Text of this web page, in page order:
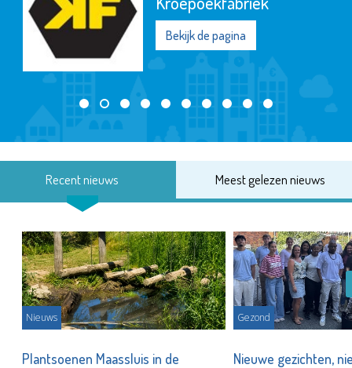
Bekijk de pagina
Recent nieuws Meest gelezen nieuws
Nieuws
Plantsoenen Maassluis in de
Gezond
Nieuwe gezichten,